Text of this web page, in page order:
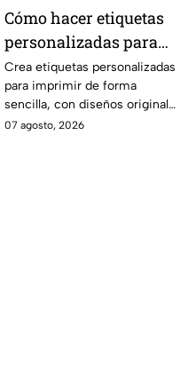
Cómo hacer etiquetas
personalizadas para
imprimir
Crea etiquetas personalizadas
para imprimir de forma
sencilla, con diseños originales
y detalles adaptados a tus
07 agosto, 2026